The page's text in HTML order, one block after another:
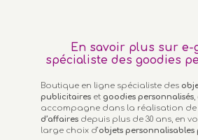
En savoir plus sur e-
spécialiste des goodies
Boutique en ligne spécialiste des
publicitaires et goodies personnalisés,
accompagne dans la réalisation de
d’affaires depuis plus de 30 ans, en
large choix d’objets personnalisables